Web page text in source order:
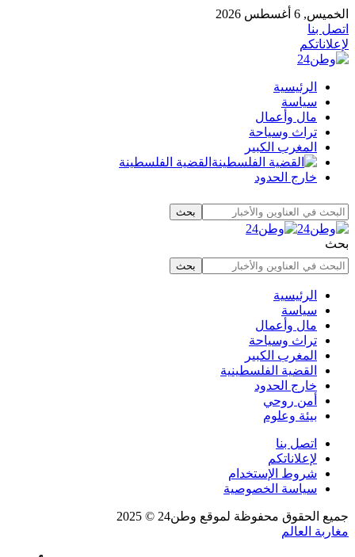
الخميس, 6 أغسطس 2026
اتصل بنا
لإعلاناتكم
الرئيسية
سياسة
مال وأعمال
تراث وسياحة
المغرب الكبير
القضية الفلسطينة
خارج الحدود
بحث
الرئيسية
سياسة
مال وأعمال
تراث وسياحة
المغرب الكبير
القضية الفلسطينية
خارج الحدود
أمن روحي
بيئة وعلوم
اتصل بنا
لإعلاناتكم
شروط الإستخدام
سياسة الخصوصية
جميع الحقوق محفوظة لموقع وطن24 © 2025
مغاربة العالم